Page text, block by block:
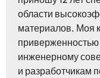
области
материалов. Моя
инженерному
и разработчикам